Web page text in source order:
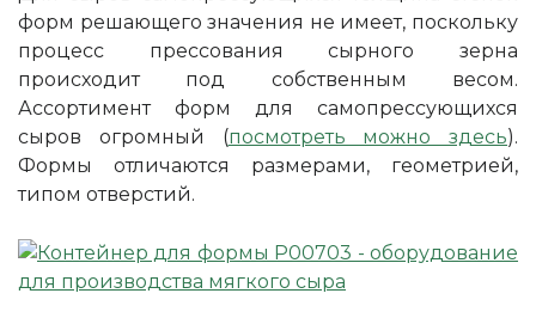
форм решающего значения не имеет, поскольку
процесс прессования сырного зерна
происходит под собственным весом.
Ассортимент форм для самопрессующихся
сыров огромный (посмотреть можно здесь).
Формы отличаются размерами, геометрией,
типом отверстий.